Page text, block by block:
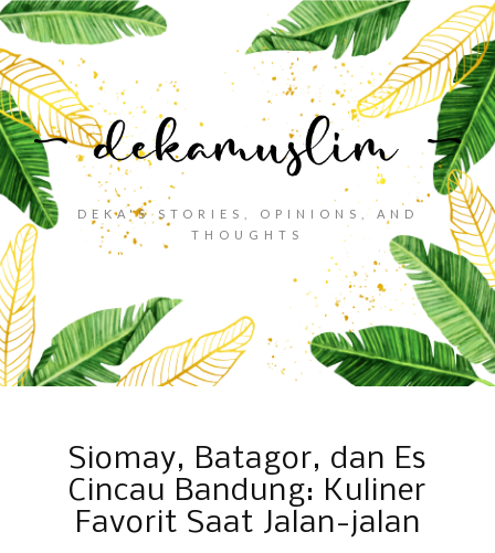
DEKA'S STORIES, OPINIONS, AND
THOUGHTS
Siomay, Batagor, dan Es
Cincau Bandung: Kuliner
Favorit Saat Jalan-jalan